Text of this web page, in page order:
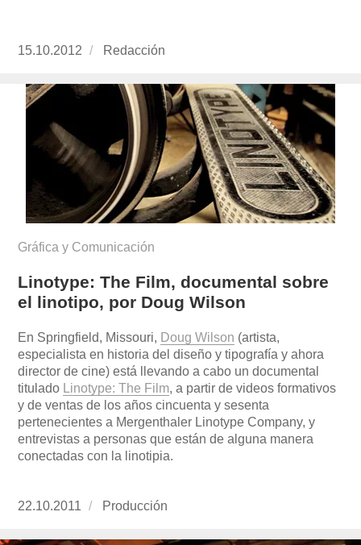
Publicado
15.10.2012 https://www.experimenta.es/author/redaccion/
Redacción
Gráfica y Comunicación
Linotype: The Film, documental sobre
el linotipo, por Doug Wilson
En Springfield, Missouri, Doug Wilson (artista,
especialista en historia del diseño y tipografía y ahora
director de cine) está llevando a cabo un documental
titulado
Linotype: The Film, a partir de videos formativos
y de ventas de los años cincuenta y sesenta
pertenecientes a Mergenthaler Linotype Company, y
entrevistas a personas que están de alguna manera
conectadas con la linotipia.
Publicado
22.10.2011 https://www.experimenta.es/author/
Producción